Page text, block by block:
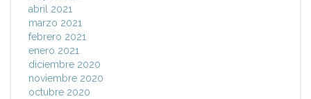
abril 2021
marzo 2021
febrero 2021
enero 2021
diciembre 2020
noviembre 2020
octubre 2020